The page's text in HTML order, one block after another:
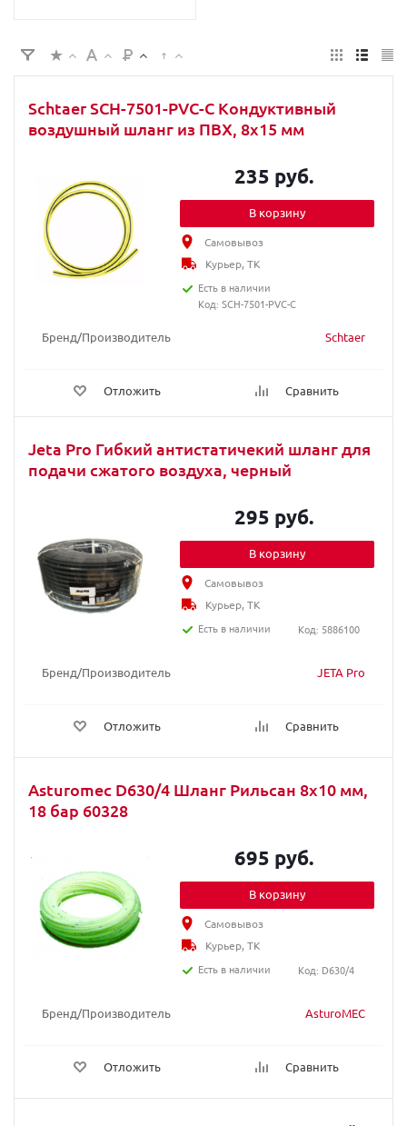
Schtaer SCH-7501-PVC-C Кондуктивный
воздушный шланг из ПВХ, 8x15 мм
Бренд/Производитель Schtaer
Отложить Сравнить
235 руб.
В корзину
Самовывоз
Курьер, ТК
Есть в наличии
Код: SCH-7501-PVC-C
Jeta Pro Гибкий антистатичекий шланг для
подачи сжатого воздуха, черный
Бренд/Производитель JETA Pro
Отложить Сравнить
295 руб.
В корзину
Самовывоз
Курьер, ТК
Есть в наличии
Код: 5886100
Asturomec D630/4 Шланг Рильсан 8х10 мм,
18 бар 60328
Бренд/Производитель AsturoMEC
Отложить Сравнить
695 руб.
В корзину
Самовывоз
Курьер, ТК
Есть в наличии
Код: D630/4